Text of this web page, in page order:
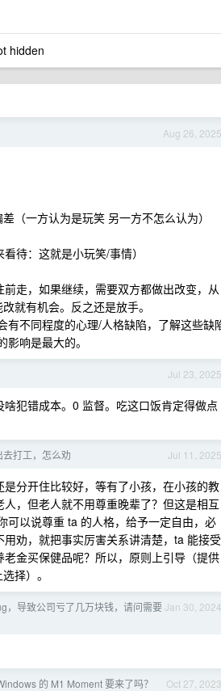
hidden
Aug 26, 2025
（一方认为是玩笑 另一方不怎么认为）
待：这就是小玩笑/事情）
走，如果继续，需要双方都做出改变，从
就有机会。反之还是放手。
不同程度的心理/人格缺陷，了解这些缺
响是最大的。
Jul 23, 2025
犯错成本。0 监督。吃这口饭肯定得做点
Jul 11, 2025
打工，怎么劝
分开住比较好，等有了小孩，在小孩的教
，但老人就不用尊重晚辈了？但这是相互
可以说尊重 ta 的人格，给予一定自由，必
劝，就把事实厉害关系讲清楚，ta 能接受
金买保健品呢？所以，原则上引导（提供
择）。
Jan 30, 2024
，导致公司亏了几万块钱，请问需要
Oct 27, 2023
的 M1 Moment 要来了吗？